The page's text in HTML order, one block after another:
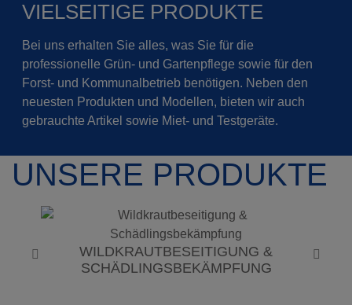
VIELSEITIGE PRODUKTE
Bei uns erhalten Sie alles, was Sie für die
professionelle Grün- und Gartenpflege sowie für den
Forst- und Kommunalbetrieb benötigen. Neben den
neuesten Produkten und Modellen, bieten wir auch
gebrauchte Artikel sowie Miet- und Testgeräte.
UNSERE PRODUKTE
WILDKRAUTBESEITIGUNG &
SCHÄDLINGSBEKÄMPFUNG
Previous Next